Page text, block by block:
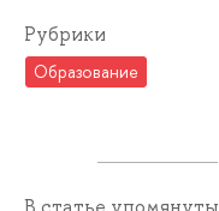
Рубрики
Образование